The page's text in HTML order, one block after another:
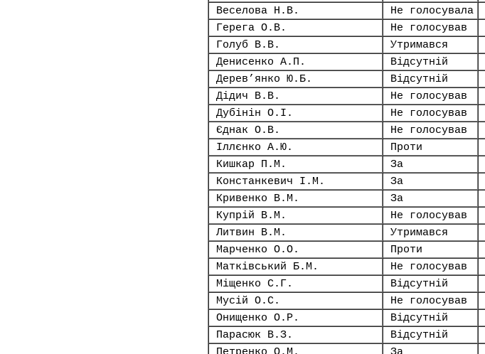
Веселова Н.В.
Не голосувала
Герега О.В.
Не голосував
Голуб В.В.
Утримався
Денисенко А.П.
Відсутній
Дерев’янко Ю.Б.
Відсутній
Дідич В.В.
Не голосував
Дубінін О.І.
Не голосував
Єднак О.В.
Не голосував
Іллєнко А.Ю.
Проти
Кишкар П.М.
За
Констанкевич І.М.
За
Кривенко В.М.
За
Купрій В.М.
Не голосував
Литвин В.М.
Утримався
Марченко О.О.
Проти
Матківський Б.М.
Не голосував
Міщенко С.Г.
Відсутній
Мусій О.С.
Не голосував
Онищенко О.Р.
Відсутній
Парасюк В.З.
Відсутній